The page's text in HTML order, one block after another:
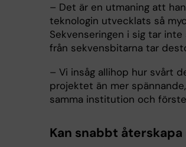
– Det är en utmaning att
teknologin utvecklats så
Sekvenseringen i sig tar
från sekvensbitarna tar
– Vi insåg allihop hur svårt
projektet än mer
samma institution och
Kan snabbt